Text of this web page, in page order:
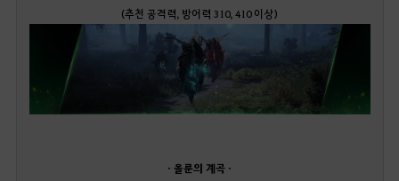
(추천 공격력, 방어력 310, 410 이상)
· 올룬의 계곡 ·